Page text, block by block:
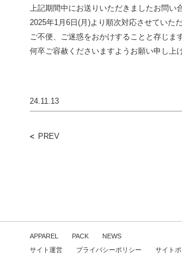
上記期間中にお送りいただきましたお問い
2025年1月6日(月)より順次対応させていた
ご不便、ご迷惑をおかけすることと存じま
何卒ご容赦くださいますようお願い申し上
24.11.13
PREV
APPAREL PACK
NEWS
サイト運営
プライバシーポリシー サイト